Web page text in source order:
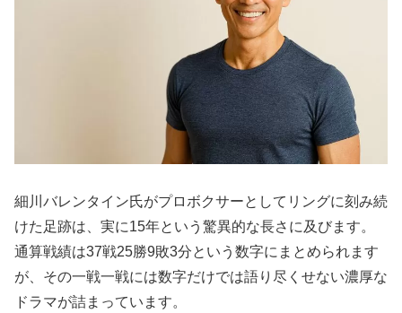
細川バレンタイン氏がプロボクサーとしてリングに刻み続
けた足跡は、実に15年という驚異的な長さに及びます。
通算戦績は37戦25勝9敗3分という数字にまとめられます
が、その一戦一戦には数字だけでは語り尽くせない濃厚な
ドラマが詰まっています。